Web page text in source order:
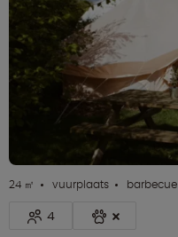
24 ㎡ vuurplaats barbecue
4